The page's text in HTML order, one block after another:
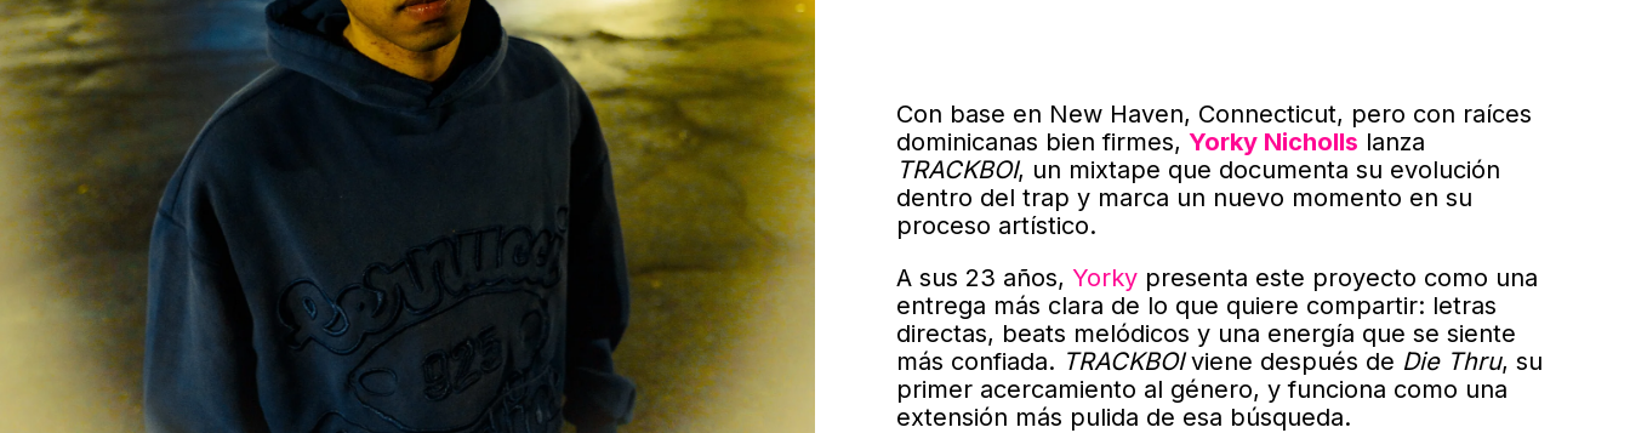
Con base en New Haven, Connecticut, pero con raíces
dominicanas bien firmes,Yorky Nicholls lanza
TRACKBOI, un mixtape que documenta su evolución
dentro del trap y marca un nuevo momento en su
proceso artístico.
A sus 23 años, Yorky presenta este proyecto como una
entrega más clara de lo que quiere compartir: letras
directas, beats melódicos y una energía que se siente
más confiada. TRACKBOIviene después de Die Thru, su
primer acercamiento al género, y funciona como una
extensión más pulida de esa búsqueda.